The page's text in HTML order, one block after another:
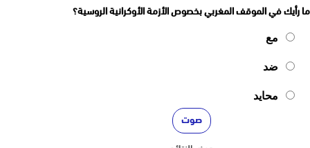
ما رأيك في الموقف المغربي بخصوص الأزمة الأوكرانية الروسية؟
مع
ضد
محايد